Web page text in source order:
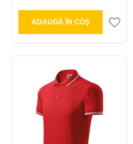
ADAUGĂ ÎN COŞ